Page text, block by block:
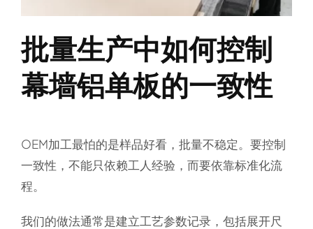
批量生产中如何控制
幕墙铝单板的一致性
OEM加工最怕的是样品好看，批量不稳定。要控制
一致性，不能只依赖工人经验，而要依靠标准化流
程。
我们的做法通常是建立工艺参数记录，包括展开尺